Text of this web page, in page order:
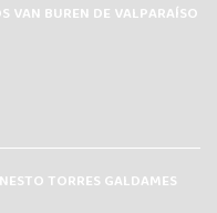
VAN BUREN DE VALPARAÍSO
TORRES GALDAMES